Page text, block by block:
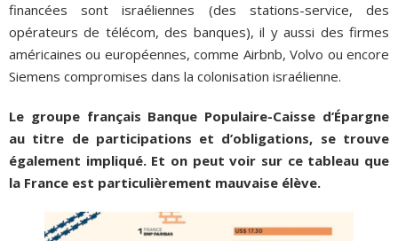
financées sont israéliennes (des stations-service, des
opérateurs de télécom, des banques), il y aussi des firmes
américaines ou européennes, comme Airbnb, Volvo ou encore
Siemens compromises dans la colonisation israélienne.
Le groupe français Banque Populaire-Caisse d’Épargne
au titre de participations et d’obligations, se trouve
également impliqué. Et on peut voir sur ce tableau que
la France est particulièrement mauvaise élève.